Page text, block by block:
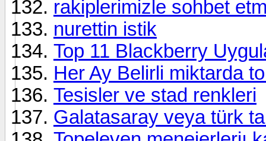
rakiplerimizle sohbet
nurettin istik
Top 11 Blackberry
Her Ay Belirli miktarda
Tesisler ve stad renkleri
Galatasaray veya türk